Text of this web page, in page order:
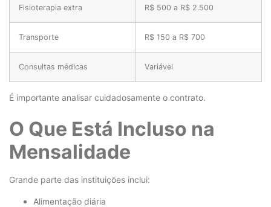
Fisioterapia extra R$ 500 a R$ 2.500
Transporte R$ 150 a R$ 700
Consultas médicas Variável
É importante analisar cuidadosamente o contrato.
O Que Está Incluso na
Mensalidade
Grande parte das instituições inclui:
Alimentação diária